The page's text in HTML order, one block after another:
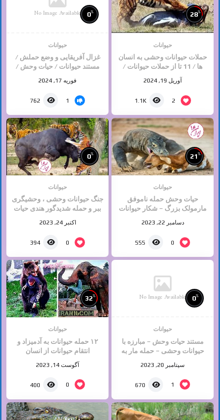
28%
حیوانات
حملات حیوانات وحشی به انسان
ها / 11 تا از حملات حیوانات /
آوریل 19, 2024
2
1.1K
No Image Available 0%
حیوانات
غزال آفریقایی و وضع حملش /
مستند حیوانات / حیات وحش /
فوریه 17, 2024
1
762
21%
حیوانات
حیات وحش حمله ناموفق
مارمولک بزرگ – شکار حیوانات
دسامبر 22, 2023
0
555
0%
حیوانات
جنگ حیوانات وحشی ، وحشیگری
ببر و حمله شدیدگور هندی حیات
اکتبر 24, 2023
0
394
No Image Available 0%
حیوانات
مستند حیات وحش – مبارزه با
حیوانات وحشی – حمله مار به
سپتامبر 20, 2023
1
670
32%
حیوانات
۱۲ حمله حیوانات به آدمیزاد و
انتقام حیوانات از انسان
آگوست 14, 2023
0
400